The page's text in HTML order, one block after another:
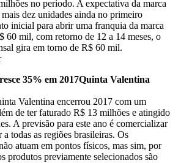
no período. A expectativa da marca
dez unidades ainda no primeiro
inicial para abrir uma franquia da marca
60 mil, com retorno de 12 a 14 meses, o
gira em torno de R$ 60 mil.
Quinta Valentina
Valentina encerrou 2017 com um
de ter faturado R$ 13 milhões e atingido
A previsão para este ano é comercializar
todas as regiões brasileiras. Os
atuam em pontos físicos, mas sim, por
produtos previamente selecionados são